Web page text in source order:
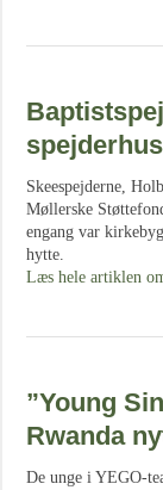
Skeespejderne,
Møllerske
engang var
hytte.
Læs hele artiklen
”Young
Rwanda
De unge i YEGO-